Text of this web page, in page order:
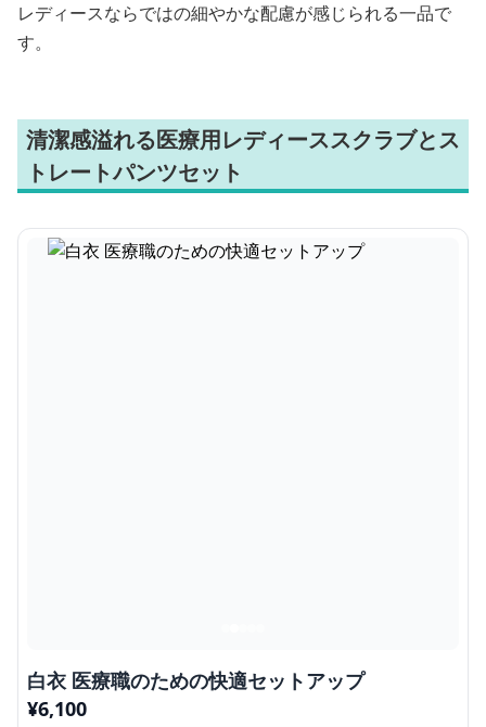
レディースならではの細やかな配慮が感じられる一品で
す。
清潔感溢れる医療用レディーススクラブとス
トレートパンツセット
白衣 医療職のための快適セットアップ
¥6,100